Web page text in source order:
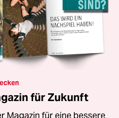
für Zukunft
Magazin für eine bessere